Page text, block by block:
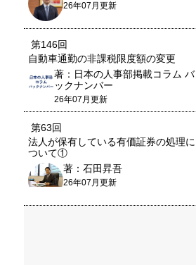
26年07月更新
第146回
自動車通勤の非課税限度額の変更
著：日本の人事部掲載コラム バ
ックナンバー
26年07月更新
第63回
法人が保有している有価証券の処理に
ついて①
著：石田昇吾
26年07月更新
の設定で保存する